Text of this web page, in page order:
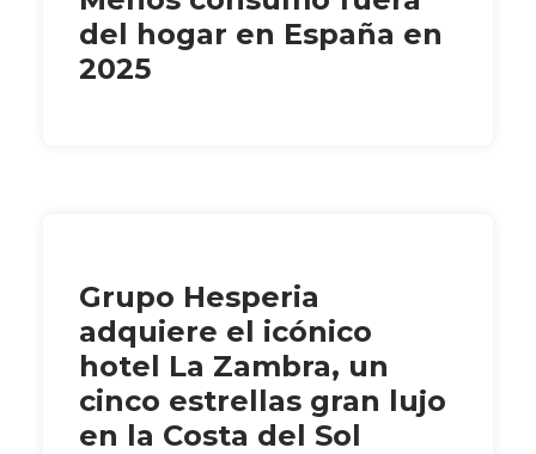
del hogar en España en
2025
Grupo Hesperia
adquiere el icónico
hotel La Zambra, un
cinco estrellas gran lujo
en la Costa del Sol